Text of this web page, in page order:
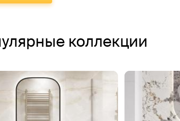
коллекции